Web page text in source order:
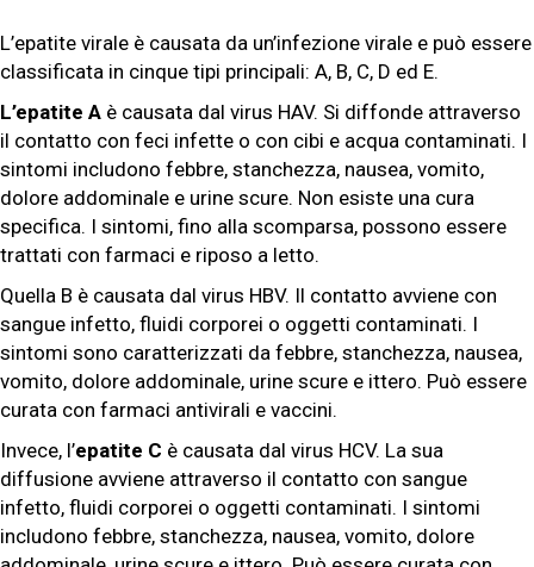
L’epatite virale è causata da un’infezione virale e può essere
classificata in cinque tipi principali: A, B, C, D ed E.
L’epatite A è causata dal virus HAV. Si diffonde attraverso
il contatto con feci infette o con cibi e acqua contaminati. I
sintomi includono febbre, stanchezza, nausea, vomito,
dolore addominale e urine scure. Non esiste una cura
specifica. I sintomi, fino alla scomparsa, possono essere
trattati con farmaci e riposo a letto.
Quella B è causata dal virus HBV. Il contatto avviene con
sangue infetto, fluidi corporei o oggetti contaminati. I
sintomi sono caratterizzati da febbre, stanchezza, nausea,
vomito, dolore addominale, urine scure e ittero. Può essere
curata con farmaci antivirali e vaccini.
Invece, l’epatite C è causata dal virus HCV. La sua
diffusione avviene attraverso il contatto con sangue
infetto, fluidi corporei o oggetti contaminati. I sintomi
includono febbre, stanchezza, nausea, vomito, dolore